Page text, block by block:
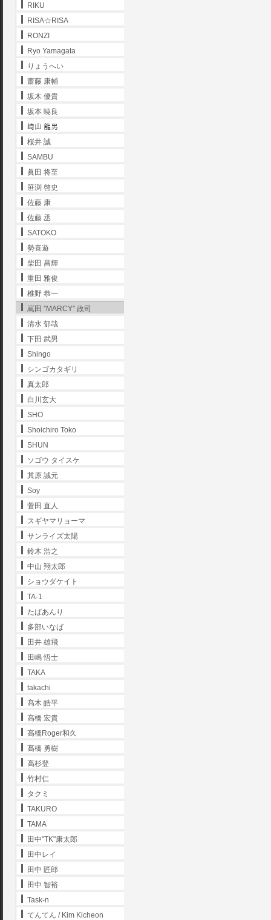
RIKU
RISA☆RISA
RONZI
Ryo Yamagata
りょうへい
齋藤 康輔
坂木 優貴
坂本 暁良
﨑山 龍男
桜井 誠
SAMBU
眞田 将至
笹渕 啓史
佐藤 康
佐藤 丞
SATOKO
勢喜遊
柴田 昌輝
重田 雅俊
椎野 恭一
嶌田 ”MARCY” 政司
清水 郁哉
下田 武男
Shingo
シンゴカタギリ
真太郎
白川玄大
SHO
Shoichiro Toko
SHUN
ソゴウ タイスケ
其原 誠元
Soy
菅田 直人
スギヤマリョーマ
サンライズ太陽
鈴木 浩之
中山 翔太郎
ショウダケイト
TA-1
たばあんり
多部いなば
田井 雄飛
田嶋 悟士
TAKA
takachi
髙木 皓平
高橋 宏貴
高橋Roger和久
髙橋 勇樹
高杉登
竹村仁
タクミ
TAKURO
TAMA
田中"TK"康太郎
田中レイ
田中 匠郎
田中 智裕
Task-n
てんてん / Kim Kicheon